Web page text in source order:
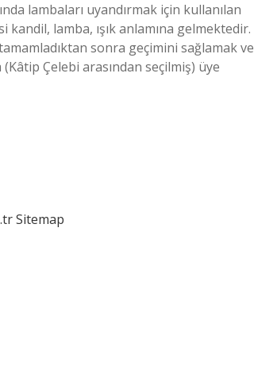
lambaları uyandırmak için kullanılan
sonra geçimini sağlamak ve
Çelebi arasından seçilmiş) üye
Sitemap